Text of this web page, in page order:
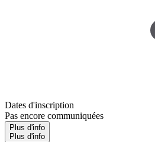
Dates d'inscription
Pas encore communiquées
Plus d'info
Plus d'info